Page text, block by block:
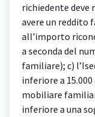
richiedente deve
avere un reddito
all’importo
a seconda del
familiare); c)
inferiore a
mobiliare
inferiore a una